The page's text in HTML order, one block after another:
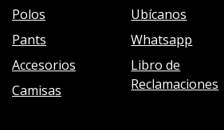
Polos
Pants
Accesorios
Camisas
Ubícanos
Whatsapp
Libro de
Reclamaciones